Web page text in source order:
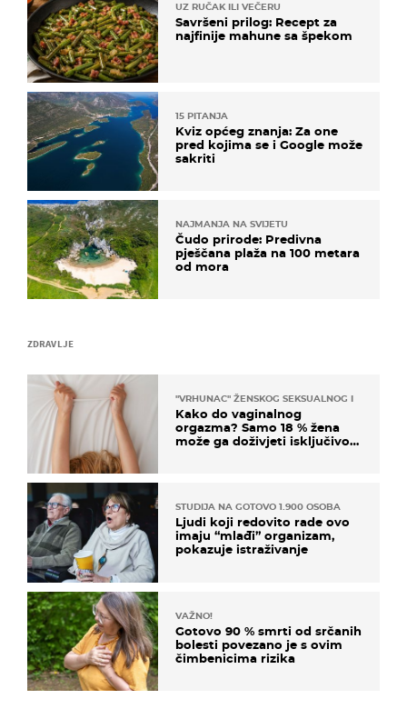
ZDRAVLJE
"VRHUNAC" ŽENSKOG SEKSUALNOG ISKUSTVA
Kako do vaginalnog
orgazma? Samo 18 % žena
može ga doživjeti isključivo
STUDIJA NA GOTOVO 1.900 OSOBA
Ljudi koji redovito rade ovo
imaju “mlađi” organizam,
pokazuje istraživanje
VAŽNO!
Gotovo 90 % smrti od srčanih
bolesti povezano je s ovim
čimbenicima rizika
UZ RUČAK ILI VEČERU
Savršeni prilog: Recept za
najfinije mahune sa špekom
15 PITANJA
Kviz općeg znanja: Za one
pred kojima se i Google može
sakriti
NAJMANJA NA SVIJETU
Čudo prirode: Predivna
pješčana plaža na 100 metara
od mora